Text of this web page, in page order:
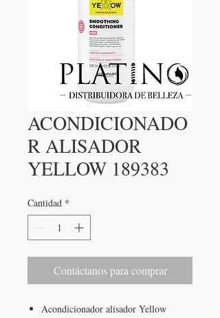
ACONDICIONADO
R ALISADOR
YELLOW 189383
Cantidad *
Contáctanos para comprar
Acondicionador alisador Yellow